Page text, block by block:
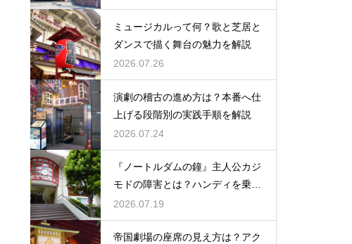
ミュージカルって何？歌と芝居と
ダンスで描く舞台の魅力を解説
2026.07.26
演劇の稽古の進め方は？本番へ仕
上げる段階別の実践手順を解説
2026.07.24
『ノートルダムの鐘』主人公カジ
モドの障害とは？ハンディを乗り
越える姿に感動
2026.07.19
帝国劇場の座席の見え方は？アク